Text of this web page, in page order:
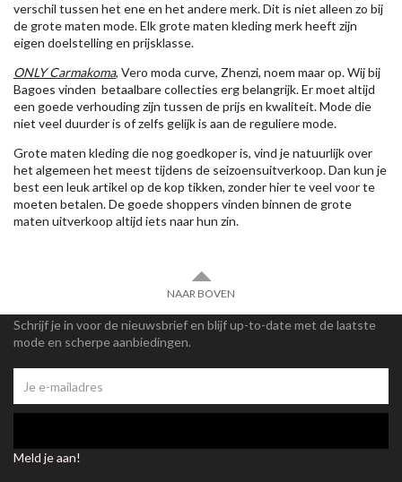
verschil tussen het ene en het andere merk. Dit is niet alleen zo bij
de grote maten mode. Elk grote maten kleding merk heeft zijn
eigen doelstelling en prijsklasse.
ONLY Carmakoma, Vero moda curve, Zhenzi, noem maar op. Wij bij
Bagoes vinden betaalbare collecties erg belangrijk. Er moet altijd
een goede verhouding zijn tussen de prijs en kwaliteit. Mode die
niet veel duurder is of zelfs gelijk is aan de reguliere mode.
Grote maten kleding die nog goedkoper is, vind je natuurlijk over
het algemeen het meest tijdens de seizoensuitverkoop. Dan kun je
best een leuk artikel op de kop tikken, zonder hier te veel voor te
moeten betalen. De goede shoppers vinden binnen de grote
maten uitverkoop altijd iets naar hun zin.
NAAR BOVEN
Schrijf je in voor de nieuwsbrief en blijf up-to-date met de laatste
mode en scherpe aanbiedingen.
Meld je aan!